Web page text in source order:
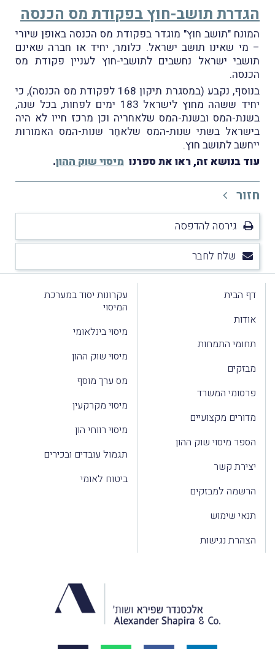
הגדרת תושב-חוץ בפקודת מס הכנסה
המונח "תושב חוץ" מוגדר בפקודת מס הכנסה באופן שיורי
– מי שאינו תושב ישראל. כלומר, יחיד או חברה שאינם
תושבי ישראל נחשבים לתושבי-חוץ לעניין פקודת מס
הכנסה.
בנוסף, נקבע (במסגרת תיקון 168 לפקודת מס הכנסה), כי
יחיד ששהה מחוץ לישראל 183 ימים לפחות, בכל שנה,
בשנת-המס ובשנת-המס שלאחריה וכן מרכז חייו לא היה
בישראל בשתי שנות-המס שלאחַר שנות-המס האמורות
ייחשב לתושב חוץ.
עוד בנושא זה, ראו את ספרנו מיסוי שוק ההון.
חזור
גירסה להדפסה
שלח לחבר
דף הבית
אודות
תחומי התמחות
מבזקים
פרסומי המשרד
מדורים מקצועיים
הספר מיסוי שוק ההון
יצירת קשר
הרשמה למבזקים
תנאי שימוש
הצהרת נגישות
עקרונות יסוד במערכת
המיסוי
מיסוי בינלאומי
מיסוי שוק ההון
מס ערך מוסף
מיסוי מקרקעין
מיסוי רווחי הון
תגמול עובדים ובכירים
ביטוח לאומי